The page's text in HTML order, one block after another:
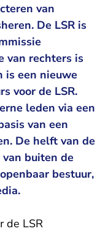
van
De LSR is
van rechters is
is een nieuwe
voor de LSR.
leden via een
van een
De helft van de
buiten de
bestuur,
de LSR